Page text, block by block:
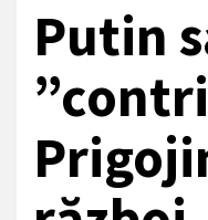
Putin